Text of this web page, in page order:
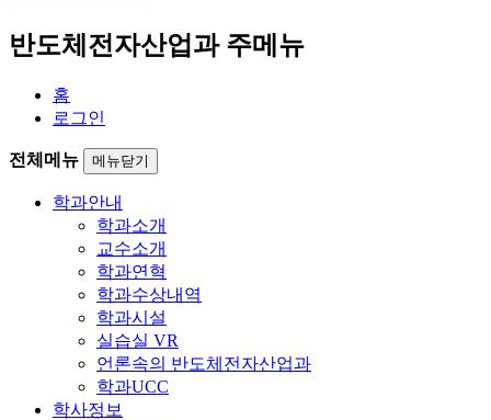
반도체전자산업과 주메뉴
홈
로그인
전체메뉴 메뉴닫기
학과안내
학과소개
교수소개
학과연혁
학과수상내역
학과시설
실습실 VR
언론속의 반도체전자산업과
학과UCC
학사정보